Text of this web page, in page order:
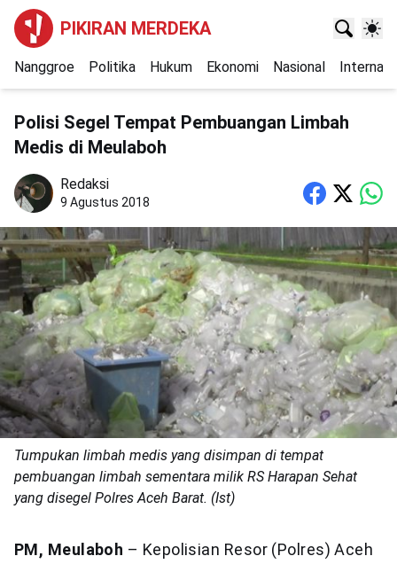
PIKIRAN MERDEKA
Nanggroe Politika Hukum Ekonomi Nasional
Polisi Segel Tempat Pembuangan Limbah
Medis di Meulaboh
Redaksi
9 Agustus 2018
Tumpukan limbah medis yang disimpan di tempat
pembuangan limbah sementara milik RS Harapan Sehat
yang disegel Polres Aceh Barat. (Ist)
PM, Meulaboh – Kepolisian Resor (Polres) Aceh